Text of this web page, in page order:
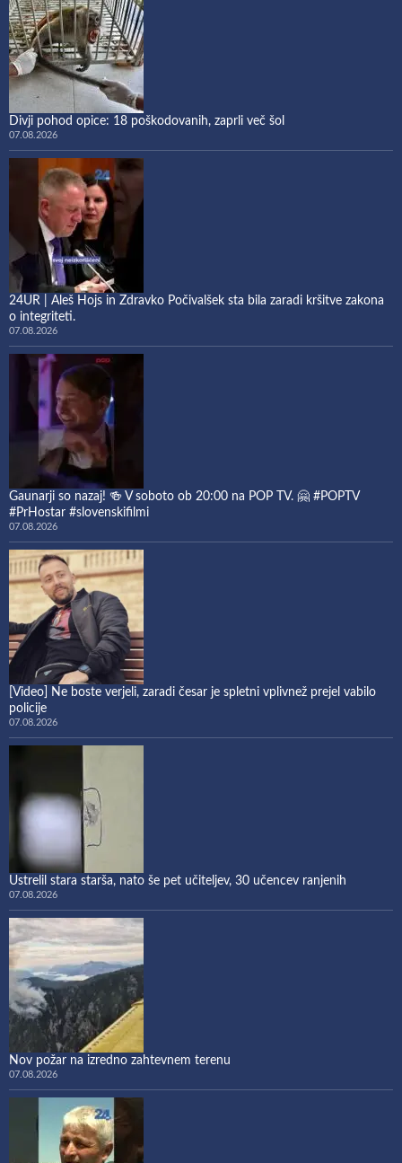
Divji pohod opice: 18 poškodovanih, zaprli več šol
07.08.2026
24UR | Aleš Hojs in Zdravko Počivalšek sta bila zaradi kršitve zakona
o integriteti.
07.08.2026
Gaunarji so nazaj! 🍻 V soboto ob 20:00 na POP TV. 🤗 #POPTV
#PrHostar #slovenskifilmi
07.08.2026
[Video] Ne boste verjeli, zaradi česar je spletni vplivnež prejel vabilo
policije
07.08.2026
Ustrelil stara starša, nato še pet učiteljev, 30 učencev ranjenih
07.08.2026
Nov požar na izredno zahtevnem terenu
07.08.2026